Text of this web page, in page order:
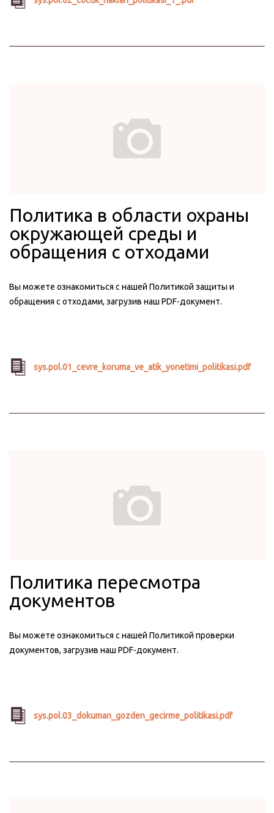
Политика в области охраны
окружающей среды и
обращения с отходами
Вы можете ознакомиться с нашей Политикой защиты и
обращения с отходами, загрузив наш PDF-документ.
sys.pol.01_cevre_koruma_ve_atik_yonetimi_politikasi.pdf
Политика пересмотра
документов
Вы можете ознакомиться с нашей Политикой проверки
документов, загрузив наш PDF-документ.
sys.pol.03_dokuman_gozden_gecirme_politikasi.pdf